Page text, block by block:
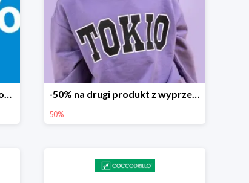
-30% na produkty nieprzecenione Lemon -50% na drugi produkt z wyprzedaży
50%